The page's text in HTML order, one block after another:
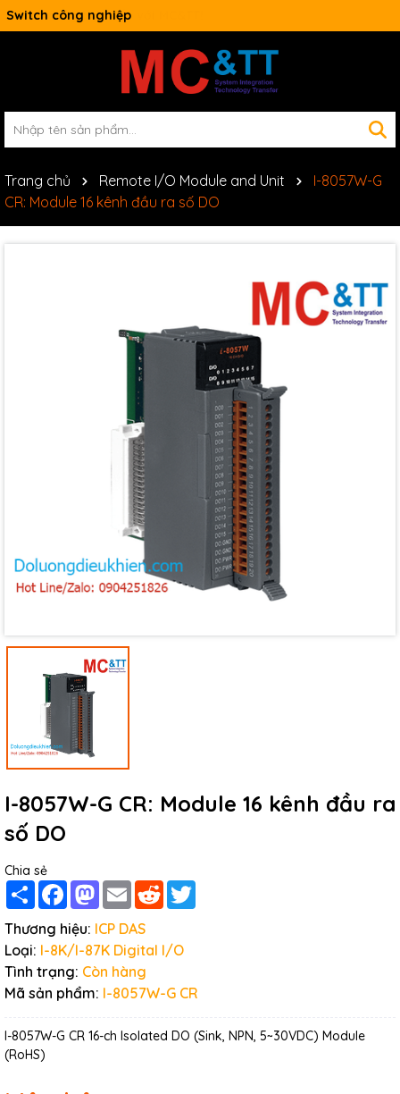
Switch công nghiệp
Trang chủ Remote I/O Module and Unit
I-8057W-G
CR: Module 16 kênh đầu ra số DO
I-8057W-G CR: Module 16 kênh đầu ra
số DO
Chia sẻ
Share FacebookMastodon
Email Reddit
Thương hiệu: ICP DAS
Loại: I-8K/I-87K Digital I/O
Tình trạng: Còn hàng
Mã sản phẩm: I-8057W-G CR
I-8057W-G CR 16-ch Isolated DO (Sink, NPN, 5~30VDC) Module
(RoHS)
Mã giảm giá:
Điều kiện: